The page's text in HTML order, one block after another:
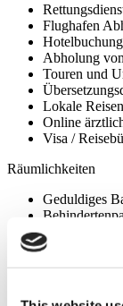
Flughafen
Hotelbuchung
Abholung
Touren und
Lokale Reisen
Online
Visa /
Räumlichkeiten
Geduldiges
Zugänglich